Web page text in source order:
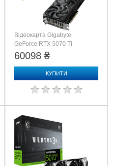
Відеокарта Gigabyte
GeForce RTX 5070 Ti
WINDFORCE OC SFF 16G
60098 ₴
КУПИТИ